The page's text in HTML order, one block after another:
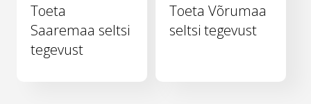
Toeta
Saaremaa seltsi
tegevust
Toeta Võrumaa
seltsi tegevust